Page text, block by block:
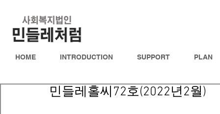
HOME INTRODUCTION SUPPORT PLAN
민들레홀씨72호(2022년2월)